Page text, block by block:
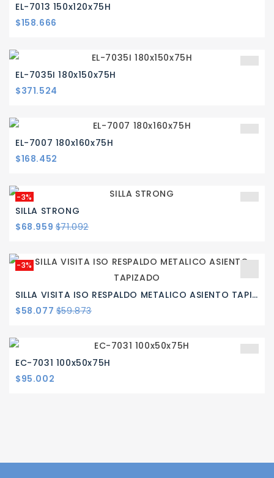
EL-7013 150x120x75H
Precio
$158.666
EL-7035I 180x150x75H
Precio
$371.524
EL-7007 180x160x75H
Precio
$168.452
-3%
SILLA STRONG
Precio
$68.959 Precio
$71.092
-3%
SILLA VISITA ISO RESPALDO METALICO ASIENTO TAPIZADO
Precio
$58.077 Precio
$59.873
EC-7031 100x50x75H
Precio
$95.002